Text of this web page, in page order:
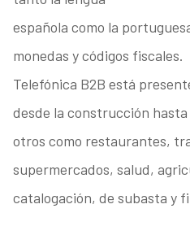
española como la
monedas y códigos fiscales.
Telefónica B2B está
desde la construcción
otros como restaurantes,
supermercados, salud,
catalogación, de subasta y